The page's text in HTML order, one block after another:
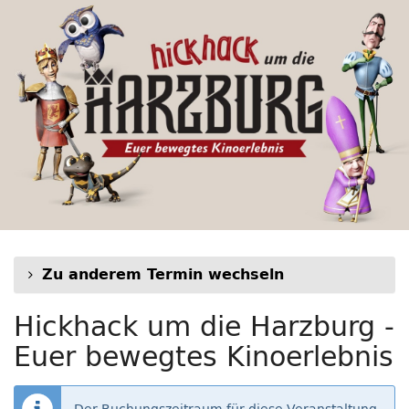
Inhalt
springen
Hickhack
um
die
Harzburg
Euer
bewegtes
Kinoerlebnis
Zu anderem Termin wechseln
Hickhack um die Harzburg -
Euer bewegtes Kinoerlebnis